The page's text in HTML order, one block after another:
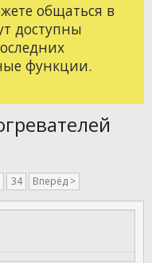
общаться в
доступны
функции.
34 Вперёд >